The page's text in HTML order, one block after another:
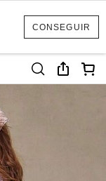
CONSEGUIR